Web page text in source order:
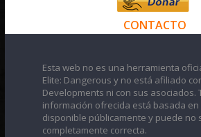
CONTACTO
Esta web no es una herramienta
Elite: Dangerous y no está afiliado
Developments ni con sus asociados.
información ofrecida está basada
disponible públicamente y puede no
completamente correcta.